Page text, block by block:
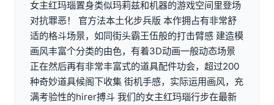
女主红玛瑙置身类似玛莉兹和机器的游戏空间里登场
对抗罪恶！ 官方法本土化步兵版 本作拥占有非常舒
适的格斗场景，如同街头霸王伍般的打击臂感 建造模
画风丰富个分类的由色，有着3D动画一般动态场景
正在然后再有非常丰富式的道具配件功会，超过200
种奇妙道具候阁下收集 街机手感，实际运用画风，充
满考验性的hirer搏斗 我们的女主红玛瑙行步在最新